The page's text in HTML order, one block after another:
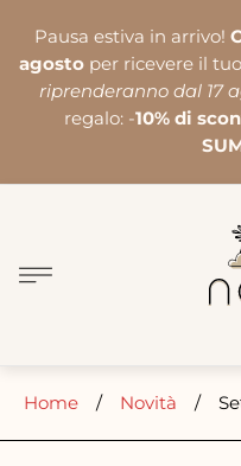
Pausa estiva in arrivo!
agosto per ricevere il
riprenderanno dal 17
regalo: -10% di
Home / Novità /